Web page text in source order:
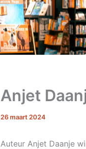
Anjet
26 maart 2024
Auteur Anjet Daanje